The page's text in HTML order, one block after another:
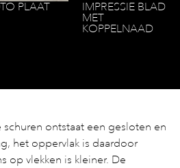
PLAAT
IMPRESSIE BLAD
MET
KOPPELNAAD
ontstaat een gesloten en
het oppervlak is daardoor
op vlekken is kleiner. De